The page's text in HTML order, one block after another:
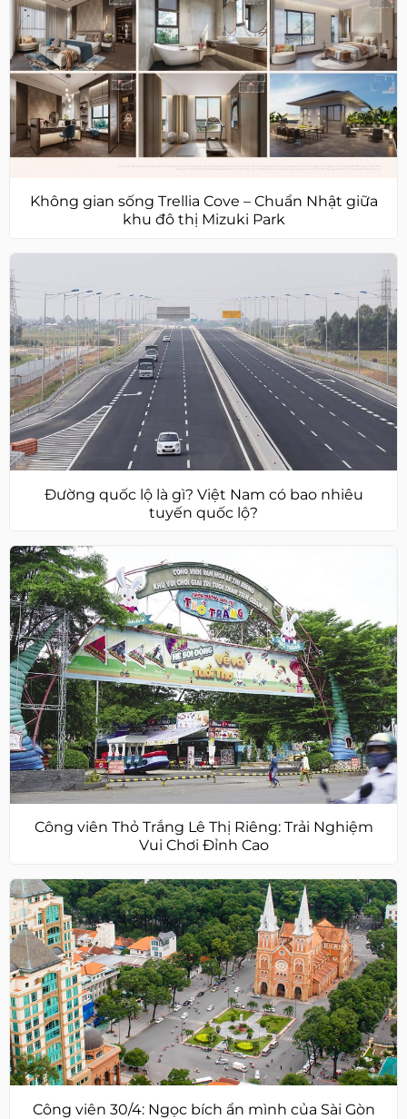
Không gian sống Trellia Cove – Chuẩn Nhật giữa
khu đô thị Mizuki Park
Đường quốc lộ là gì? Việt Nam có bao nhiêu
tuyến quốc lộ?
Công viên Thỏ Trắng Lê Thị Riêng: Trải Nghiệm
Vui Chơi Đỉnh Cao
Công viên 30/4: Ngọc bích ẩn mình của Sài Gòn